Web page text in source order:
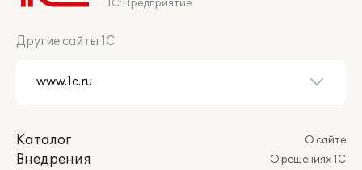
1С:Предприятие
Другие сайты 1С
Каталог
Внедрения
О сайте
О решениях 1С